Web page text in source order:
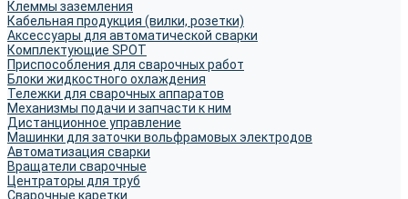
Клеммы заземления
Кабельная продукция (вилки, розетки)
Аксессуары для автоматической сварки
Комплектующие SPOT
Приспособления для сварочных работ
Блоки жидкостного охлаждения
Тележки для сварочных аппаратов
Механизмы подачи и запчасти к ним
Дистанционное управление
Машинки для заточки вольфрамовых электродов
Автоматизация сварки
Вращатели сварочные
Центраторы для труб
Сварочные каретки